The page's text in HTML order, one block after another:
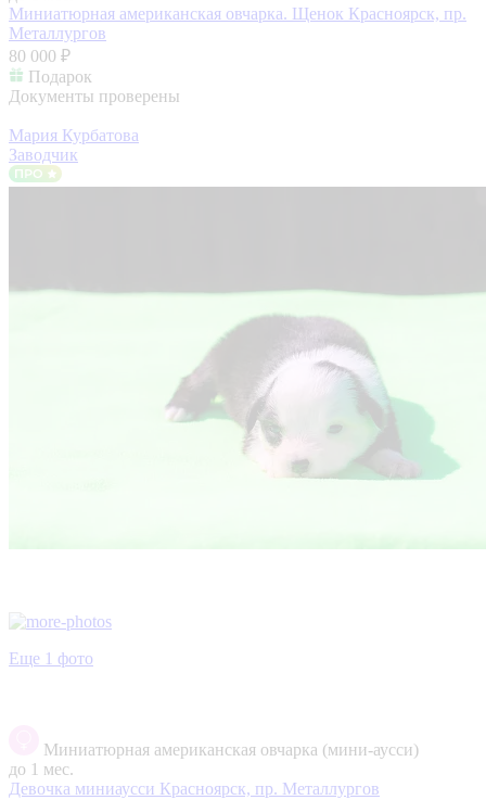
Миниатюрная американская овчарка. Щенок Красноярск, пр.
Металлургов
80 000 ₽
Подарок
Документы проверены
Мария Курбатова
Заводчик
Еще 1 фото
Миниатюрная американская овчарка (мини-аусси)
до 1 мес.
Девочка миниаусси Красноярск, пр. Металлургов